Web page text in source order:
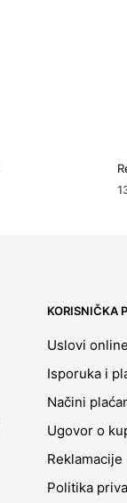
KORISNIČKA
Uslovi
Isporuka i
Načini
Ugovor o
Reklamacije
Politika